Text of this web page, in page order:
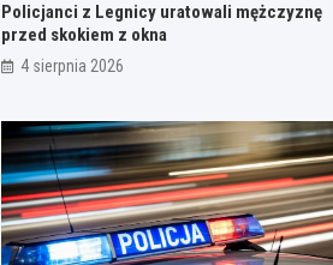
Policjanci z Legnicy uratowali mężczyznę
przed skokiem z okna
4 sierpnia 2026